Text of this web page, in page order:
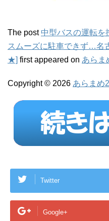
The post 中型バスの運転
スムーズに駐車できず…名
★] first appeared on あらま
Copyright © 2026 あらまめ
Twitter
Google+